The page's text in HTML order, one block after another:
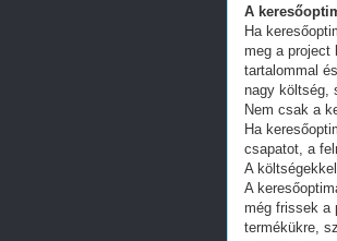
A
Ha
meg a project
tartalommal
nagy költség,
Nem csak a
Ha
csapatot, a
A
A
még frissek a
termékükre,